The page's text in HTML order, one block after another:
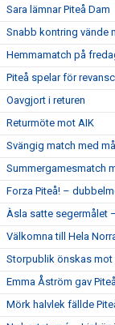
Sara lämnar Piteå Dam
Snabb kontring vände
Hemmamatch på
Piteå spelar för
Oavgjort i returen
Returmöte mot AIK
Svängig match med
Summergamesmatch
Forza Piteå! –
Àsla satte segermålet
Välkomna till Hela
Storpublik önskas mot
Emma Åström gav
Mörk halvlek fällde